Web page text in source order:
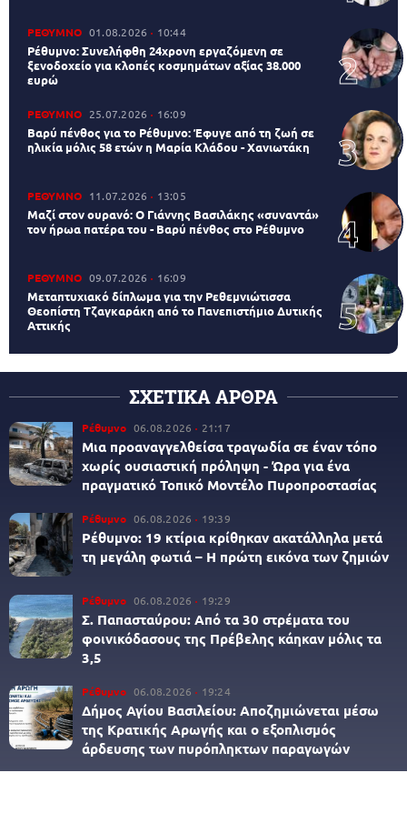
ΡΕΘΥΜΝΟ 01.08.2026 10:44
Ρέθυμνο: Συνελήφθη 24χρονη εργαζόμενη σε
ξενοδοχείο για κλοπές κοσμημάτων αξίας 38.000
ευρώ
ΡΕΘΥΜΝΟ 25.07.2026 16:09
Βαρύ πένθος για το Ρέθυμνο: Έφυγε από τη ζωή σε
ηλικία μόλις 58 ετών η Μαρία Κλάδου - Χανιωτάκη
ΡΕΘΥΜΝΟ 11.07.2026 13:05
Μαζί στον ουρανό: Ο Γιάννης Βασιλάκης «συναντά»
τον ήρωα πατέρα του - Βαρύ πένθος στο Ρέθυμνο
ΡΕΘΥΜΝΟ 09.07.2026 16:09
Μεταπτυχιακό δίπλωμα για την Ρεθεμνιώτισσα
Θεοπίστη Τζαγκαράκη από το Πανεπιστήμιο Δυτικής
Αττικής
ΣΧΕΤΙΚΑ ΑΡΘΡΑ
Ρέθυμνο 06.08.2026 21:17
Μια προαναγγελθείσα τραγωδία σε έναν τόπο
χωρίς ουσιαστική πρόληψη - Ώρα για ένα
πραγματικό Τοπικό Μοντέλο Πυροπροστασίας
Ρέθυμνο 06.08.2026 19:39
Ρέθυμνο: 19 κτίρια κρίθηκαν ακατάλληλα μετά
τη μεγάλη φωτιά – Η πρώτη εικόνα των ζημιών
Ρέθυμνο 06.08.2026 19:29
Σ. Παπασταύρου: Από τα 30 στρέματα του
φοινικόδασους της Πρέβελης κάηκαν μόλις τα
3,5
Ρέθυμνο 06.08.2026 19:24
Δήμος Αγίου Βασιλείου: Αποζημιώνεται μέσω
της Κρατικής Αρωγής και ο εξοπλισμός
άρδευσης των πυρόπληκτων παραγωγών